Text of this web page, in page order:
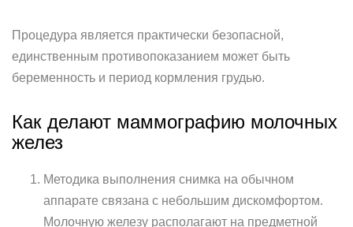
Процедура является практически безопасной,
единственным противопоказанием может быть
беременность и период кормления грудью.
Как делают маммографию молочных
желез
Методика выполнения снимка на обычном
аппарате связана с небольшим дискомфортом.
Молочную железу располагают на предметной